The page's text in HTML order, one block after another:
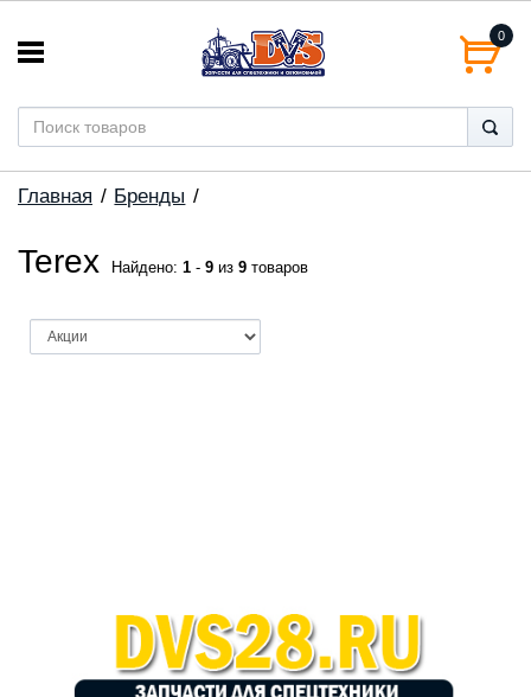
0
Главная Бренды
Terex Найдено: 1 - 9 из 9 товаров